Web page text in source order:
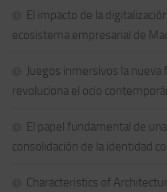
El impacto de la
ecosistema empresarial de
Juegos inmersivos la
revoluciona el ocio
El papel fundamental de
consolidación de la identidad
Characteristics of